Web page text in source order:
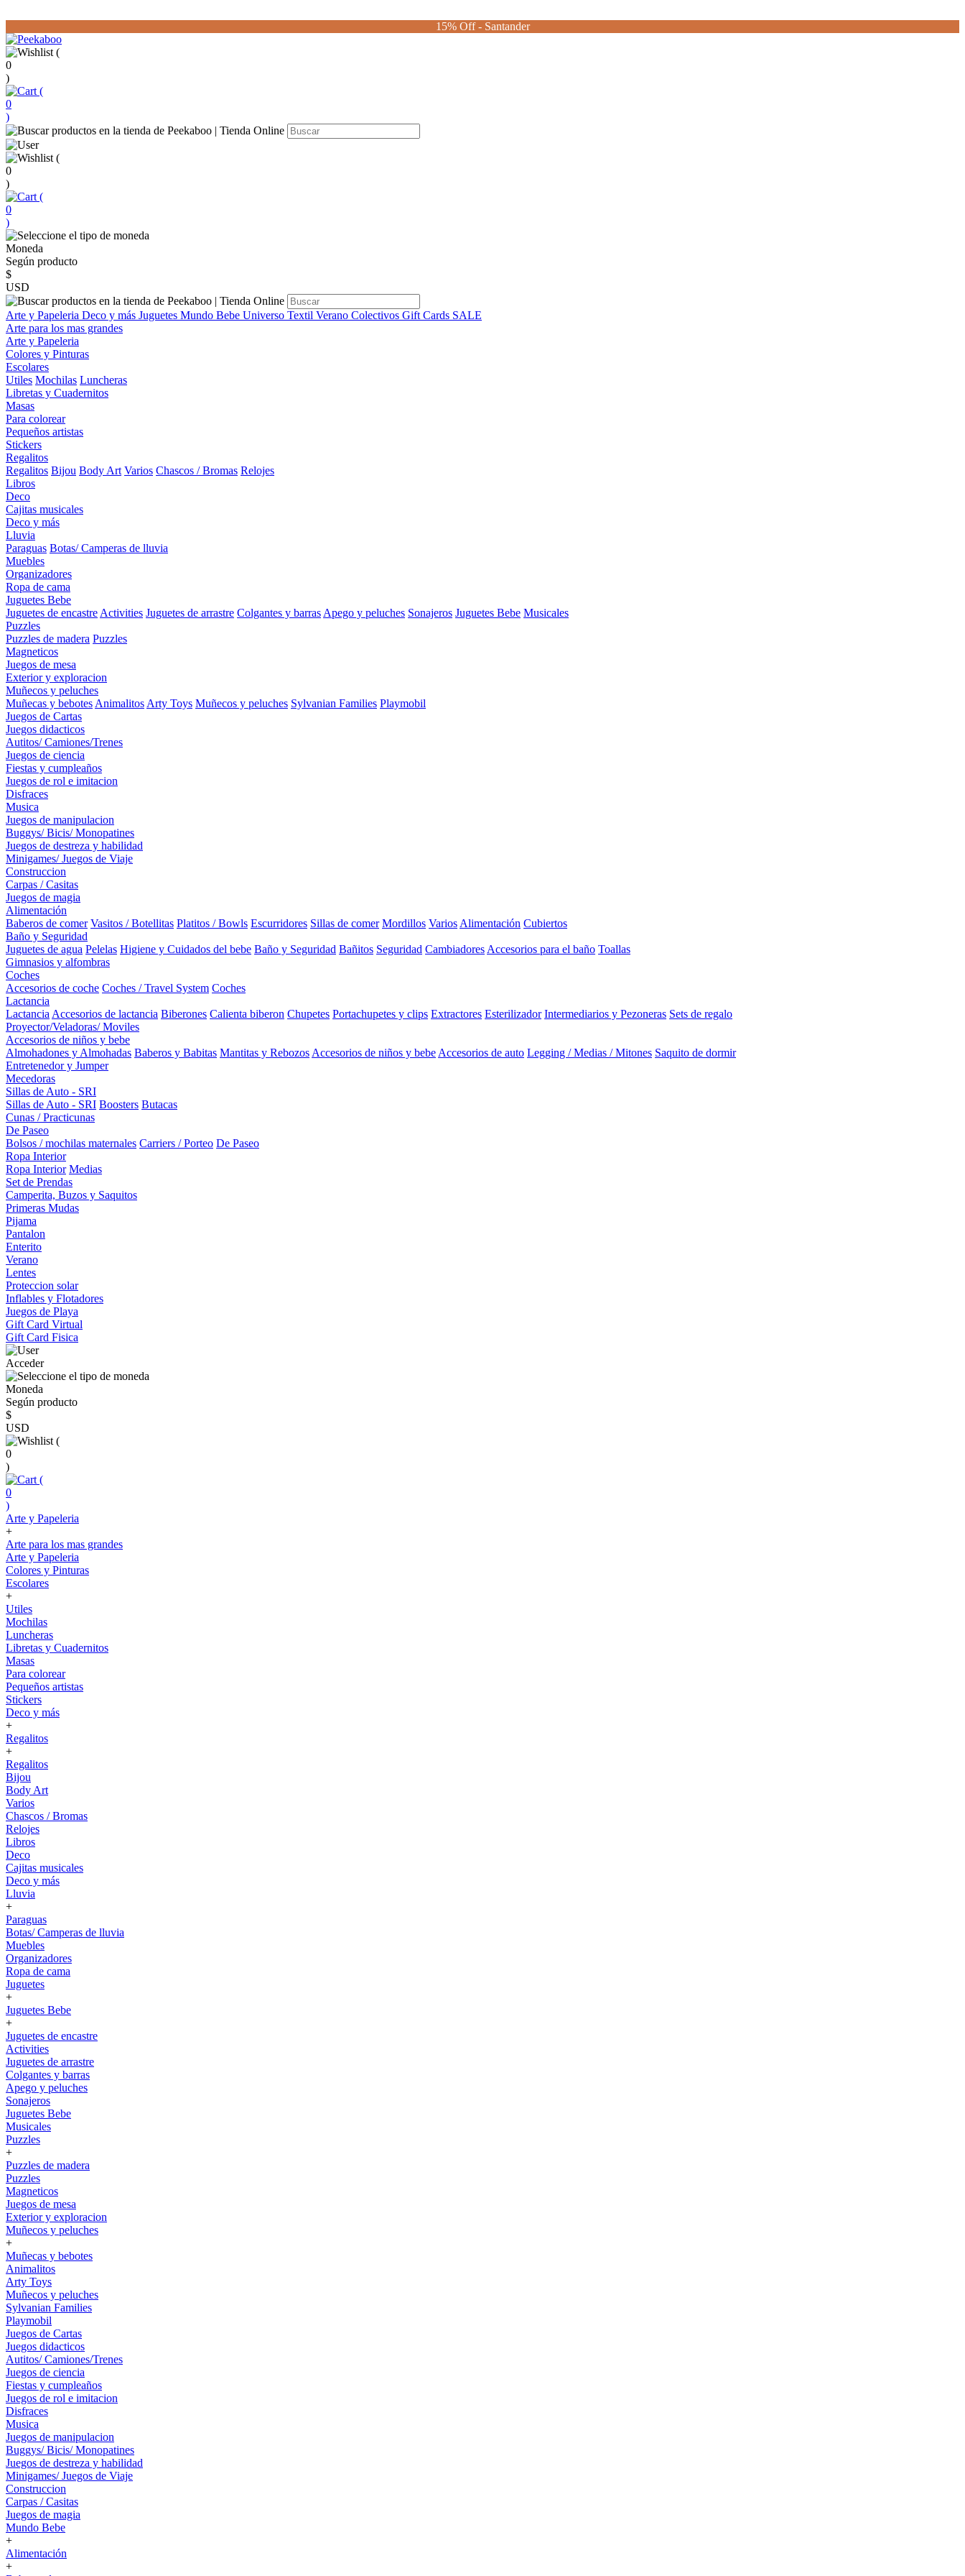
15% Off - Santander
(
0
)
(
0
)
(
0
)
(
0
)
Moneda
Según producto
$
USD
Arte y Papeleria Deco y más Juguetes Mundo Bebe Universo Textil Verano Colectivos Gift Cards SALE
Arte para los mas grandes
Arte y Papeleria
Colores y Pinturas
Escolares
Utiles Mochilas Luncheras
Libretas y Cuadernitos
Masas
Para colorear
Pequeños artistas
Stickers
Regalitos
Regalitos Bijou Body Art Varios Chascos / Bromas Relojes
Libros
Deco
Cajitas musicales
Deco y más
Lluvia
Paraguas Botas/ Camperas de lluvia
Muebles
Organizadores
Ropa de cama
Juguetes Bebe
Juguetes de encastre Activities Juguetes de arrastre Colgantes y barras Apego y peluches Sonajeros Juguetes Bebe Musicales
Puzzles
Puzzles de madera Puzzles
Magneticos
Juegos de mesa
Exterior y exploracion
Muñecos y peluches
Muñecas y bebotes Animalitos Arty Toys Muñecos y peluches Sylvanian Families Playmobil
Juegos de Cartas
Juegos didacticos
Autitos/ Camiones/Trenes
Juegos de ciencia
Fiestas y cumpleaños
Juegos de rol e imitacion
Disfraces
Musica
Juegos de manipulacion
Buggys/ Bicis/ Monopatines
Juegos de destreza y habilidad
Minigames/ Juegos de Viaje
Construccion
Carpas / Casitas
Juegos de magia
Alimentación
Baberos de comer Vasitos / Botellitas Platitos / Bowls Escurridores Sillas de comer Mordillos Varios Alimentación Cubiertos
Baño y Seguridad
Juguetes de agua Pelelas Higiene y Cuidados del bebe Baño y Seguridad Bañitos Seguridad Cambiadores Accesorios para el baño Toallas
Gimnasios y alfombras
Coches
Accesorios de coche Coches / Travel System Coches
Lactancia
Lactancia Accesorios de lactancia Biberones Calienta biberon Chupetes Portachupetes y clips Extractores Esterilizador Intermediarios y Pezoneras Sets de regalo
Proyector/Veladoras/ Moviles
Accesorios de niños y bebe
Almohadones y Almohadas Baberos y Babitas Mantitas y Rebozos Accesorios de niños y bebe Accesorios de auto Legging / Medias / Mitones Saquito de dormir
Entretenedor y Jumper
Mecedoras
Sillas de Auto - SRI
Sillas de Auto - SRI Boosters Butacas
Cunas / Practicunas
De Paseo
Bolsos / mochilas maternales Carriers / Porteo De Paseo
Ropa Interior
Ropa Interior Medias
Set de Prendas
Camperita, Buzos y Saquitos
Primeras Mudas
Pijama
Pantalon
Enterito
Verano
Lentes
Proteccion solar
Inflables y Flotadores
Juegos de Playa
Gift Card Virtual
Gift Card Fisica
Acceder
Moneda
Según producto
$
USD
(
0
)
(
0
)
Arte y Papeleria
+
Arte para los mas grandes
Arte y Papeleria
Colores y Pinturas
Escolares
+
Utiles
Mochilas
Luncheras
Libretas y Cuadernitos
Masas
Para colorear
Pequeños artistas
Stickers
Deco y más
+
Regalitos
+
Regalitos
Bijou
Body Art
Varios
Chascos / Bromas
Relojes
Libros
Deco
Cajitas musicales
Deco y más
Lluvia
+
Paraguas
Botas/ Camperas de lluvia
Muebles
Organizadores
Ropa de cama
Juguetes
+
Juguetes Bebe
+
Juguetes de encastre
Activities
Juguetes de arrastre
Colgantes y barras
Apego y peluches
Sonajeros
Juguetes Bebe
Musicales
Puzzles
+
Puzzles de madera
Puzzles
Magneticos
Juegos de mesa
Exterior y exploracion
Muñecos y peluches
+
Muñecas y bebotes
Animalitos
Arty Toys
Muñecos y peluches
Sylvanian Families
Playmobil
Juegos de Cartas
Juegos didacticos
Autitos/ Camiones/Trenes
Juegos de ciencia
Fiestas y cumpleaños
Juegos de rol e imitacion
Disfraces
Musica
Juegos de manipulacion
Buggys/ Bicis/ Monopatines
Juegos de destreza y habilidad
Minigames/ Juegos de Viaje
Construccion
Carpas / Casitas
Juegos de magia
Mundo Bebe
+
Alimentación
+